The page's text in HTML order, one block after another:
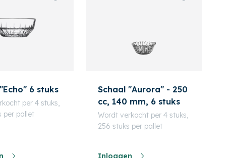
6 stuks
per 4 stuks,
per pallet
Schaal "Aurora" - 250
cc, 140 mm, 6 stuks
Wordt verkocht per 4 stuks,
256 stuks per pallet
Inloggen